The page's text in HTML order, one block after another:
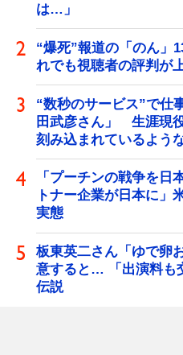
は…」
“爆死”報道の「のん
れでも視聴者の評判が
“数秒のサービス”で仕
田武彦さん」 生涯現
刻み込まれているよう
「プーチンの戦争を日
トナー企業が日本に」
実態
板東英二さん「ゆで卵
意すると… 「出演料も
伝説